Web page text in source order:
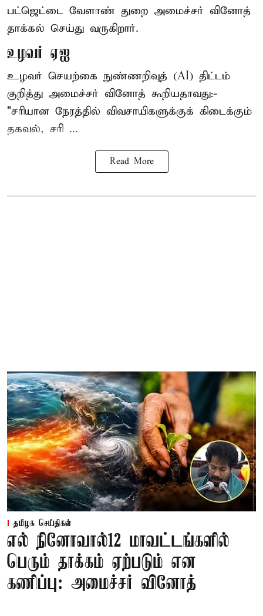
பட்ஜெட்டை வேளாண் துறை அமைச்சர் வினோத்
தாக்கல் செய்து வருகிறார்.
உழவர் ஏஐ
உழவர் செயற்கை நுண்ணறிவுத் (AI) திட்டம்
குறித்து அமைச்சர் வினோத் கூறியதாவது:-
"சரியான நேரத்தில் விவசாயிகளுக்குக் கிடைக்கும்
தகவல், சரி ...
Read More
தமிழக செய்திகள்
எல் நினோவால்12 மாவட்டங்களில்
பெரும் தாக்கம் ஏற்படும் என
கணிப்பு: அமைச்சர் வினோத்